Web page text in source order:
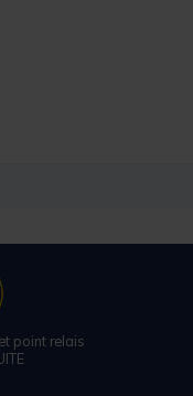
point relais